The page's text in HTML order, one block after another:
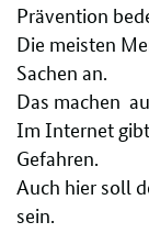
Prävention
Die meisten
Sachen an.
Das machen
Im Internet
Gefahren.
Auch hier soll
sein.